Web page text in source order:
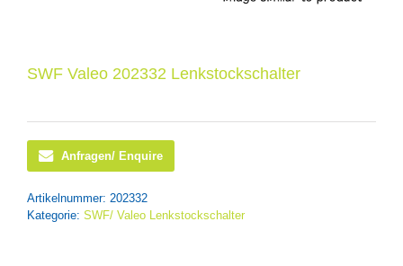
SWF Valeo 202332 Lenkstockschalter
Anfragen/ Enquire
Artikelnummer: 202332
Kategorie: SWF/ Valeo Lenkstockschalter